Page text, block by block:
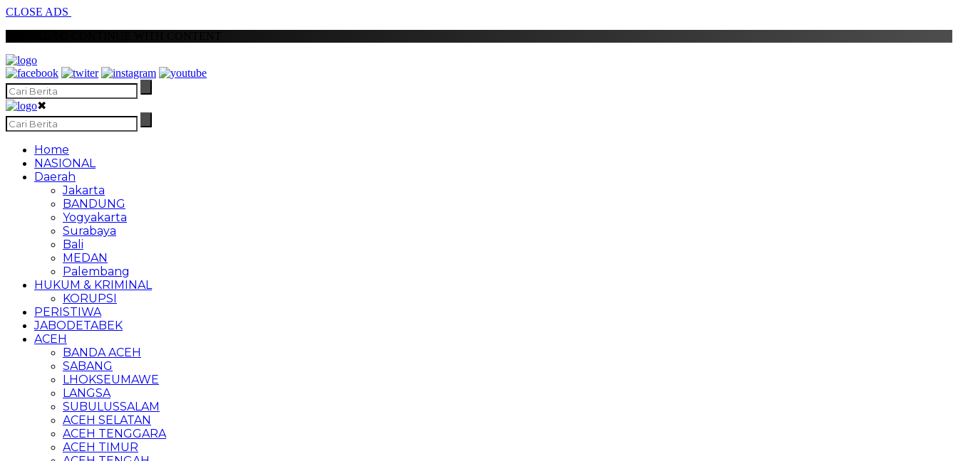
CLOSE ADS
✖
Home
NASIONAL
Daerah
Jakarta
BANDUNG
Yogyakarta
Surabaya
Bali
MEDAN
Palembang
HUKUM & KRIMINAL
KORUPSI
PERISTIWA
JABODETABEK
ACEH
BANDA ACEH
SABANG
LHOKSEUMAWE
LANGSA
SUBULUSSALAM
ACEH SELATAN
ACEH TENGGARA
ACEH TIMUR